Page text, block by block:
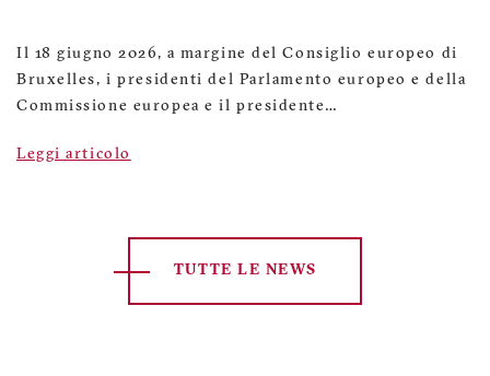
Il 18 giugno 2026, a margine del Consiglio europeo di
Bruxelles, i presidenti del Parlamento europeo e della
Commissione europea e il presidente…
Leggi articolo
TUTTE LE NEWS